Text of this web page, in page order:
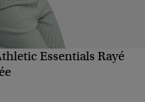
RAPIDE
Essentials Rayé